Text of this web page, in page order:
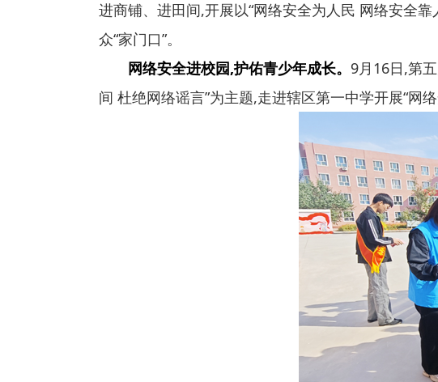
进商铺、进田间,开展以“网络安全为人民 网络安全
众“家门口”。
网络安全进校园,护佑青少年成长。 9月16日,第
间 杜绝网络谣言”为主题,走进辖区第一中学开展“网